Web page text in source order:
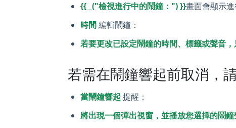
{{ _("檢視進行中的鬧鐘：") }}畫面會顯示
時間編輯鬧鐘：
若要更改已設定鬧鐘的時間、標籤或聲音
若需在鬧鐘響起前取消，
當鬧鐘響起 提醒：
將出現一個彈出視窗，並播放您選擇的鬧鐘